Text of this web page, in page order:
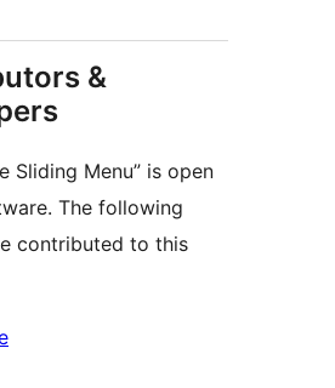
&
Sliding Menu” is open
The following
contributed to this